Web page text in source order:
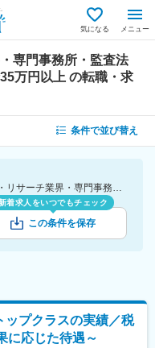
気になる メニュー
専門事務所・監査法
万円以上 の転職・求
条件で並び替え
[勤務地]福井県 [業種]コンサルティング・リサーチ業界・専門事務所・監査法人・税理士法人 [詳細条件](待遇・福利厚生)固定給35万円以上
着求人をいつでもチェック
この条件を保存
ップクラスの実績／税
に応じた待遇～